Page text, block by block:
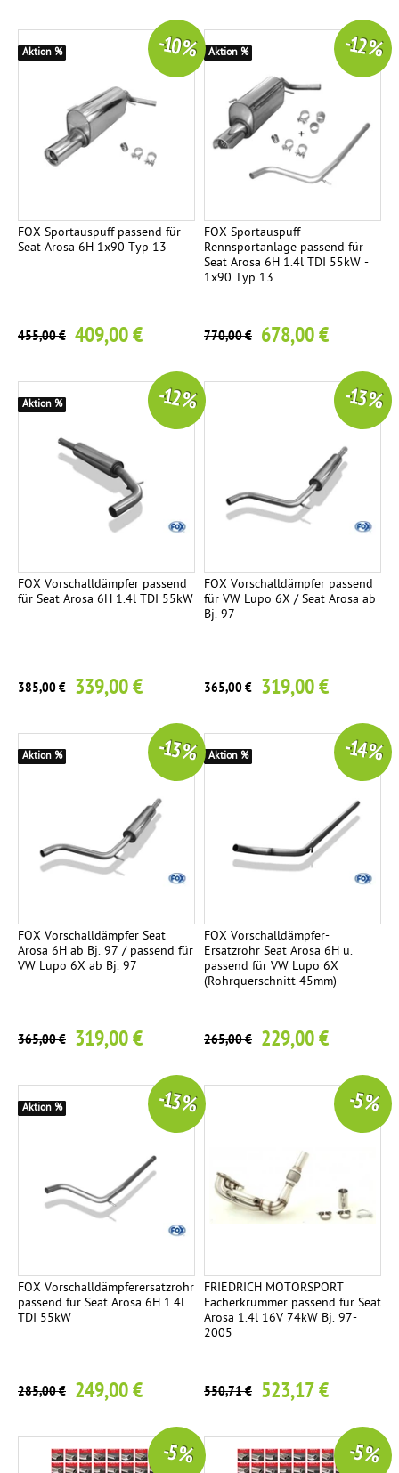
FOX Sportauspuff passend für
Seat Arosa 6H 1x90 Typ 13
455,00 € 409,00 €
-10 %
Aktion %
FOX Sportauspuff
Rennsportanlage passend für
Seat Arosa 6H 1.4l TDI 55kW -
1x90 Typ 13
770,00 € 678,00 €
-12 %
Aktion %
FOX Vorschalldämpfer passend
für Seat Arosa 6H 1.4l TDI 55kW
385,00 € 339,00 €
-12 %
Aktion %
FOX Vorschalldämpfer passend
für VW Lupo 6X / Seat Arosa ab
Bj. 97
365,00 € 319,00 €
-13 %
FOX Vorschalldämpfer Seat
Arosa 6H ab Bj. 97 / passend für
VW Lupo 6X ab Bj. 97
365,00 € 319,00 €
-13 %
Aktion %
FOX Vorschalldämpfer-
Ersatzrohr Seat Arosa 6H u.
passend für VW Lupo 6X
(Rohrquerschnitt 45mm)
265,00 € 229,00 €
-14 %
Aktion %
FOX Vorschalldämpferersatzrohr
passend für Seat Arosa 6H 1.4l
TDI 55kW
285,00 € 249,00 €
-13 %
Aktion %
FRIEDRICH MOTORSPORT
Fächerkrümmer passend für Seat
Arosa 1.4l 16V 74kW Bj. 97-
2005
550,71 € 523,17 €
-5 %
-5 % -5 %